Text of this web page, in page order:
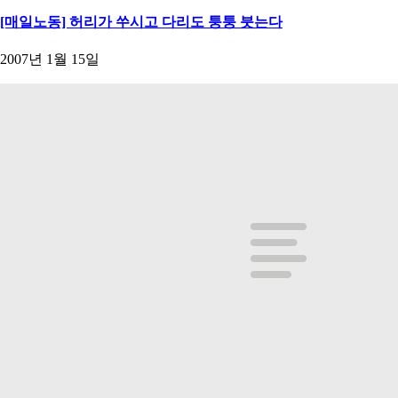
[매일노동] 허리가 쑤시고 다리도 퉁퉁 붓는다
2007년 1월 15일